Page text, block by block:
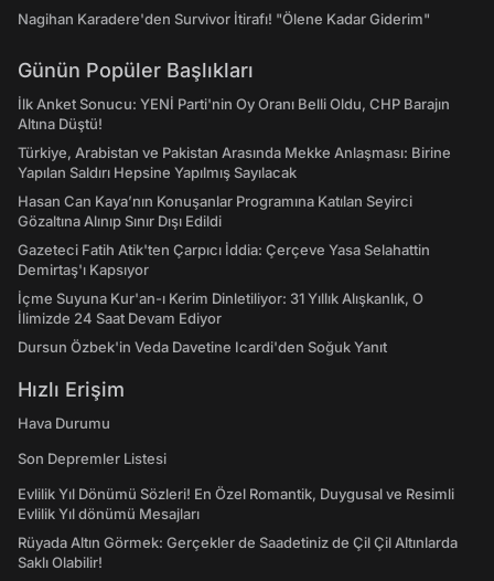
Nagihan Karadere'den Survivor İtirafı! "Ölene Kadar Giderim"
Günün Popüler Başlıkları
İlk Anket Sonucu: YENİ Parti'nin Oy Oranı Belli Oldu, CHP Barajın
Altına Düştü!
Türkiye, Arabistan ve Pakistan Arasında Mekke Anlaşması: Birine
Yapılan Saldırı Hepsine Yapılmış Sayılacak
Hasan Can Kaya’nın Konuşanlar Programına Katılan Seyirci
Gözaltına Alınıp Sınır Dışı Edildi
Gazeteci Fatih Atik'ten Çarpıcı İddia: Çerçeve Yasa Selahattin
Demirtaş'ı Kapsıyor
İçme Suyuna Kur'an-ı Kerim Dinletiliyor: 31 Yıllık Alışkanlık, O
İlimizde 24 Saat Devam Ediyor
Dursun Özbek'in Veda Davetine Icardi'den Soğuk Yanıt
Hızlı Erişim
Hava Durumu
Son Depremler Listesi
Evlilik Yıl Dönümü Sözleri! En Özel Romantik, Duygusal ve Resimli
Evlilik Yıl dönümü Mesajları
Rüyada Altın Görmek: Gerçekler de Saadetiniz de Çil Çil Altınlarda
Saklı Olabilir!